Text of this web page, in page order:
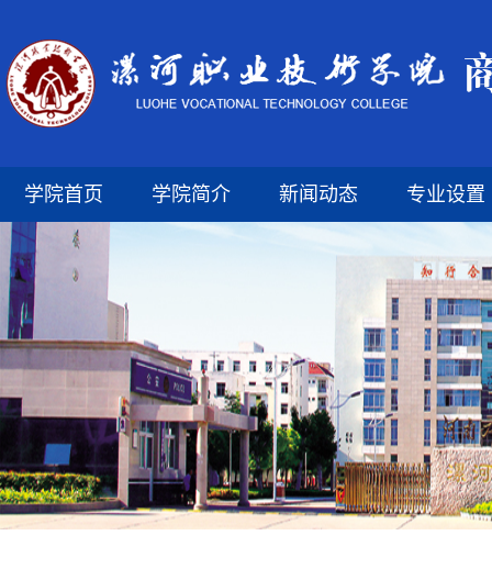
学院首页 学院简介 新闻动态 专业设置